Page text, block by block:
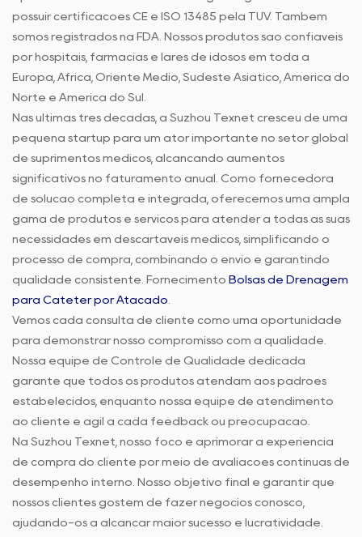
possuir certificações CE e ISO 13485 pela TUV. Também
somos registrados na FDA. Nossos produtos são confiáveis
por hospitais, farmácias e lares de idosos em toda a
Europa, África, Oriente Médio, Sudeste Asiático, América do
Norte e América do Sul.
Nas últimas três décadas, a Suzhou Texnet cresceu de uma
pequena startup para um ator importante no setor global
de suprimentos médicos, alcançando aumentos
significativos no faturamento anual. Como fornecedora
de solução completa e integrada, oferecemos uma ampla
gama de produtos e serviços para atender a todas as suas
necessidades em descartáveis médicos, simplificando o
processo de compra, combinando o envio e garantindo
qualidade consistente. Fornecimento Bolsas de Drenagem
para Cateter por Atacado
Vemos cada consulta de cliente como uma oportunidade
para demonstrar nosso compromisso com a qualidade.
Nossa equipe de Controle de Qualidade dedicada
garante que todos os produtos atendam aos padrões
estabelecidos, enquanto nossa equipe de atendimento
ao cliente é ágil a cada feedback ou preocupação.
Na Suzhou Texnet, nosso foco é aprimorar a experiência
de compra do cliente por meio de avaliações contínuas de
desempenho interno. Nosso objetivo final é garantir que
nossos clientes gostem de fazer negócios conosco,
ajudando-os a alcançar maior sucesso e lucratividade.